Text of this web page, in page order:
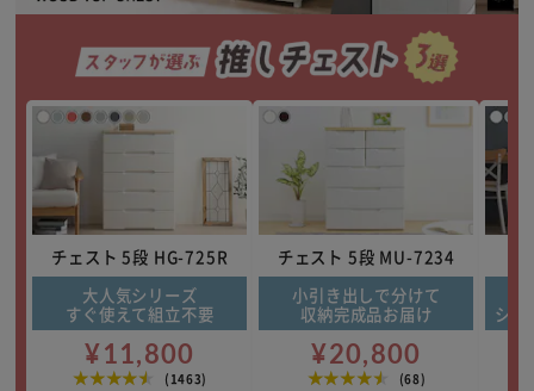
チェスト 5段 HG-725R
大人気シリーズ
すぐ使えて組立不要
¥11,800
★★★★★
(1463)
チェスト 5段 MU-7234
小引き出しで分けて
収納完成品お届け
¥20,800
★★★★★
(68)
シン